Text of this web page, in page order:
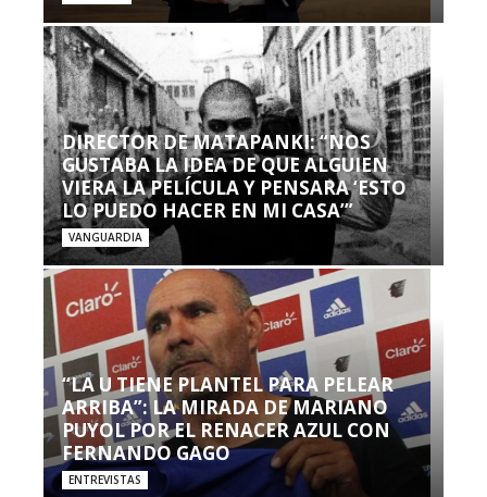
DIRECTOR DE MATAPANKI: “NOS
GUSTABA LA IDEA DE QUE ALGUIEN
VIERA LA PELÍCULA Y PENSARA ‘ESTO
LO PUEDO HACER EN MI CASA’”
VANGUARDIA
“LA U TIENE PLANTEL PARA PELEAR
ARRIBA”: LA MIRADA DE MARIANO
PUYOL POR EL RENACER AZUL CON
FERNANDO GAGO
ENTREVISTAS